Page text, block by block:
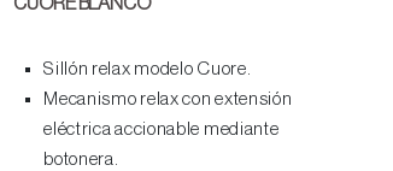
Sillón relax modelo Cuore.
Mecanismo relax con extensión
eléctrica accionable mediante
botonera.